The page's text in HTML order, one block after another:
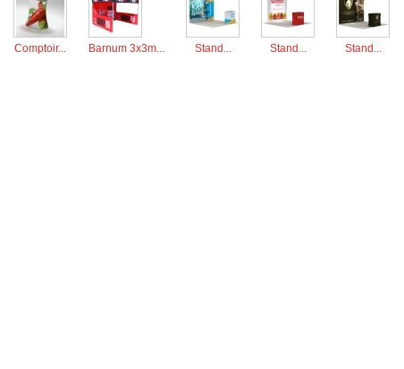
Comptoir... Barnum 3x3m... Stand... Stand... Stand...